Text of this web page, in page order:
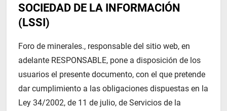
SOCIEDAD DE LA INFORMACIÓN
(LSSI)
Foro de minerales., responsable del sitio web, en
adelante RESPONSABLE, pone a disposición de los
usuarios el presente documento, con el que pretende
dar cumplimiento a las obligaciones dispuestas en la
Ley 34/2002, de 11 de julio, de Servicios de la